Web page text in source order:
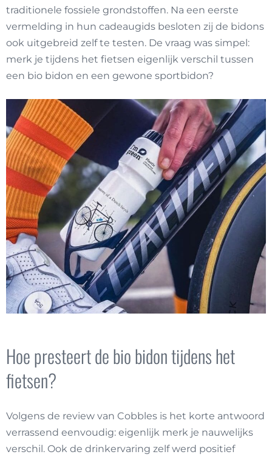
traditionele fossiele grondstoffen. Na een eerste
vermelding in hun cadeaugids besloten zij de bidons
ook uitgebreid zelf te testen. De vraag was simpel:
merk je tijdens het fietsen eigenlijk verschil tussen
een bio bidon en een gewone sportbidon?
Hoe presteert de bio bidon tijdens het
fietsen?
Volgens de review van Cobbles is het korte antwoord
verrassend eenvoudig: eigenlijk merk je nauwelijks
verschil. Ook de drinkervaring zelf werd positief